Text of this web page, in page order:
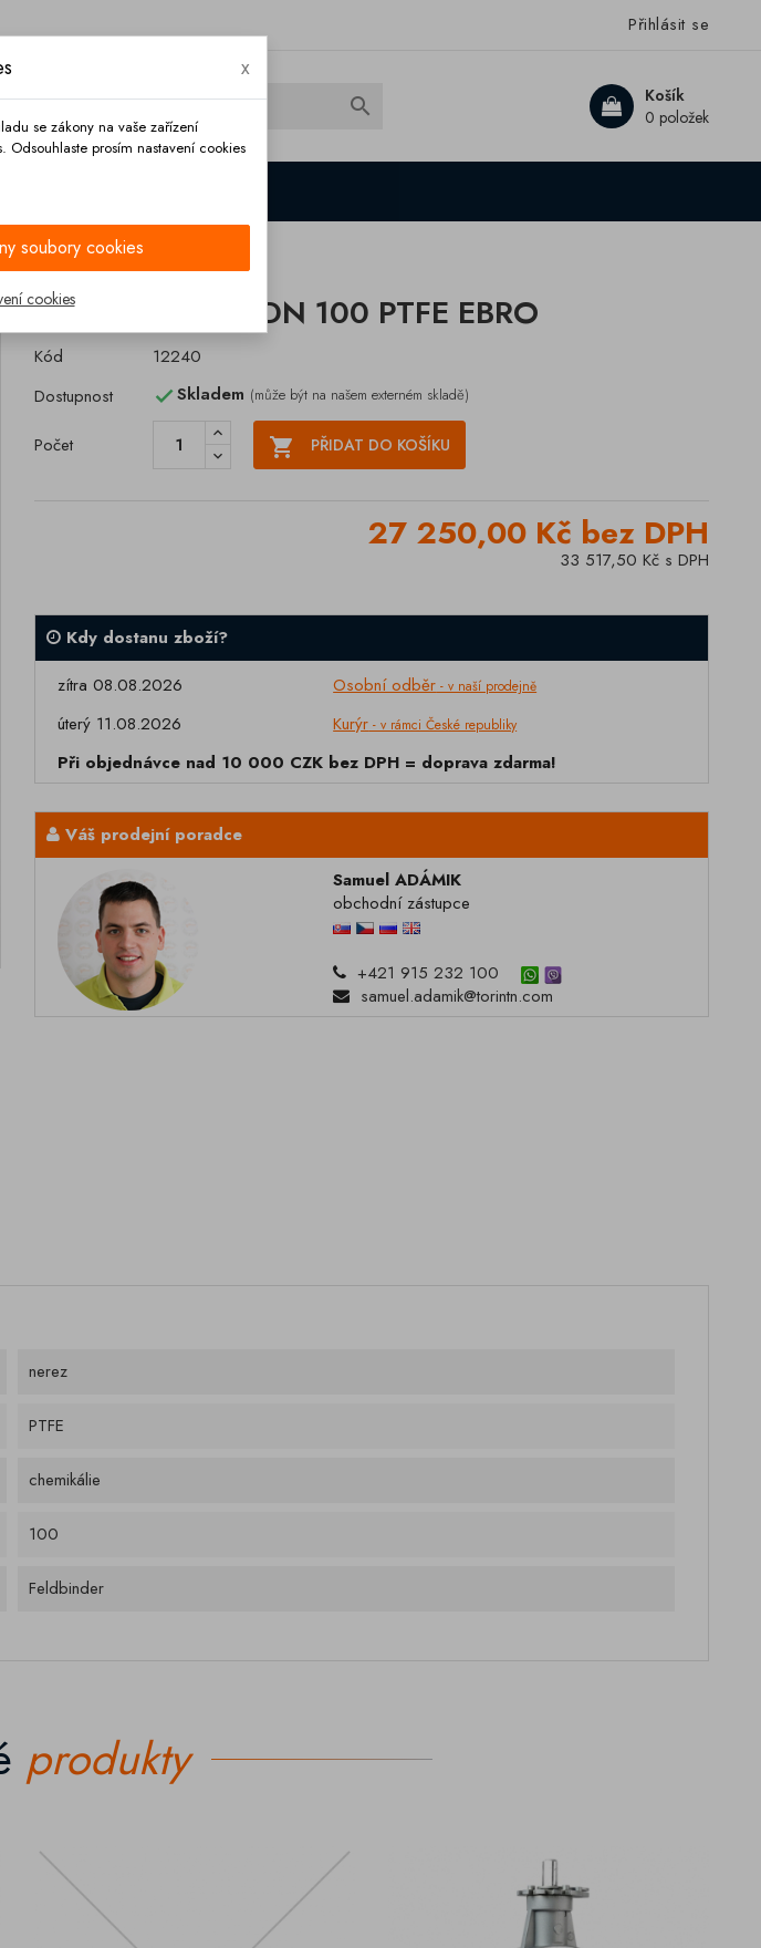
Přihlásit se
Košík
0 položek

Ventil klapkový DN 100 PTFE EBRO
Kód
12240
Dostupnost
Skladem (může být na našem externém skladě)
Počet  PŘIDAT DO KOŠÍKU
27 250,00 Kč bez DPH
33 517,50 Kč s DPH
Kdy dostanu zboží?
zítra 08.08.2026
Osobní odběr - v naší prodejně
úterý 11.08.2026 Kurýr - v rámci České republiky
Při objednávce nad 10 000 CZK bez DPH = doprava zdarma!
Váš prodejní poradce
Samuel ADÁMIK
obchodní zástupce
+421 915 232 100
samuel.adamik@torintn.com
nerez
PTFE
chemikálie
100
Feldbinder
produkty
x
se zákony na vaše zařízení
Odsouhlaste prosím nastavení cookies
soubory cookies
cookies